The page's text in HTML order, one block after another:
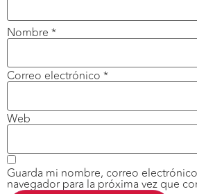
Nombre *
Correo electrónico *
Web
Guarda mi nombre, correo
navegador para la próxima vez que